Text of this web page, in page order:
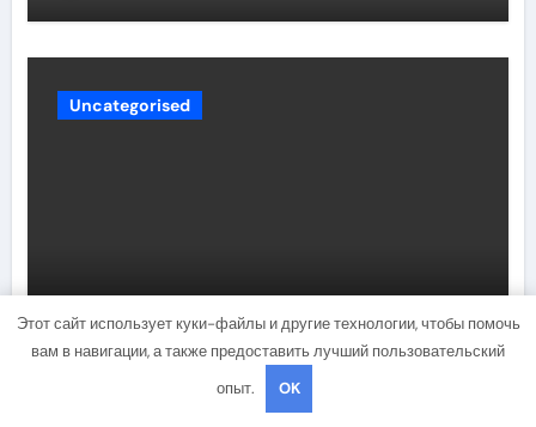
Uncategorised
Олеся Фаттахова — биография,
национальность, личная жизнь,
муж, дети, фото!
Этот сайт использует куки-файлы и другие технологии, чтобы помочь
вам в навигации, а также предоставить лучший пользовательский
опыт.
OK